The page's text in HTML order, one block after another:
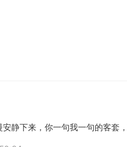
静下来，你一句我一句的客套